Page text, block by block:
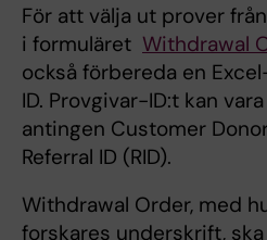
För att välja ut prover
i formuläret Withdrawal
också förbereda en
ID. Provgivar-ID:t kan
antingen Customer
Referral ID (RID).
Withdrawal Order, med
forskares underskrift,